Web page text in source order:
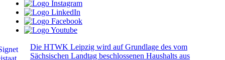
Die HTWK Leipzig wird auf Grundlage des vom
Sächsischen Landtag beschlossenen Haushalts aus